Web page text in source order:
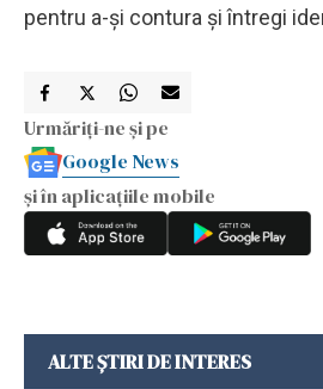
pentru a-și contura și întregi
Urmăriți-ne și pe
Google News
și în aplicațiile mobile
ALTE ȘTIRI DE INTERES